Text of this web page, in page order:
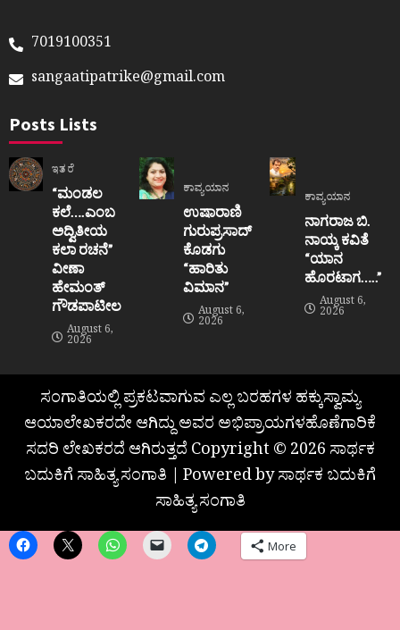
7019100351
sangaatipatrike@gmail.com
Posts Lists
ಇತರೆ
“ಮಂಡಲ
ಕಲೆ….ಎಂಬ
ಅದ್ವಿತೀಯ
ಕಲಾ ರಚನೆ”‌
ವೀಣಾ
ಹೇಮಂತ್‌
ಗೌಡಪಾಟೀಲ
August 6,
2026
ಕಾವ್ಯಯಾನ
ಉಷಾರಾಣಿ
ಗುರುಪ್ರಸಾದ್
ಕೊಡಗು
“ಹಾರಿತು
ವಿಮಾನ”
August 6,
2026
ಕಾವ್ಯಯಾನ
ನಾಗರಾಜ ಬಿ.
ನಾಯ್ಕ ಕವಿತೆ
“ಯಾನ
ಹೊರಟಾಗ…..”
August 6,
2026
ಸಂಗಾತಿಯಲ್ಲಿ ಪ್ರಕಟವಾಗುವ ಎಲ್ಲ ಬರಹಗಳ ಹಕ್ಕುಸ್ವಾಮ್ಯ
ಆಯಾಲೇಖಕರದೇ ಆಗಿದ್ದು ಅವರ ಅಭಿಪ್ರಾಯಗಳಹೊಣೆಗಾರಿಕೆ
ಸದರಿ ಲೇಖಕರದೆ ಆಗಿರುತ್ತದೆ Copyright © 2026 ಸಾರ್ಥಕ
ಬದುಕಿಗೆ ಸಾಹಿತ್ಯ ಸಂಗಾತಿ | Powered by ಸಾರ್ಥಕ ಬದುಕಿಗೆ
ಸಾಹಿತ್ಯ ಸಂಗಾತಿ
More